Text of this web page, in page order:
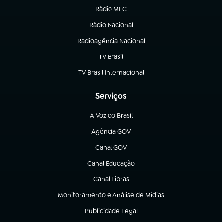
Rádio MEC
Rádio Nacional
(abre em nova aba)
Radioagência Nacional
(abre em nova aba)
TV Brasil
(abre em nova aba)
TV Brasil Internacional
(abre em nova aba)
Serviços
A Voz do Brasil
(abre em nova aba)
Agência GOV
(abre em nova aba)
Canal GOV
(abre em nova aba)
Canal Educação
(abre em nova aba)
Canal Libras
(abre em nova aba)
Monitoramento e Análise de Mídias
(abre em nova aba)
Publicidade Legal
(abre em nova aba)